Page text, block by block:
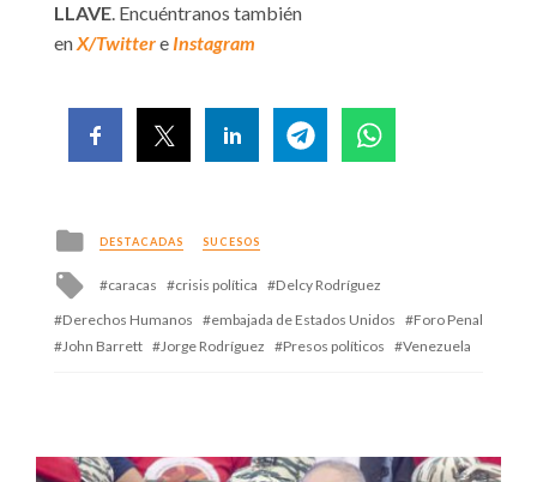
LLAVE. Encuéntranos también
enX/Twittere Instagram
Posted
in
DESTACADAS SUCESOS
Tagged
caracas crisis política
Delcy Rodríguez
Derechos Humanos
embajada de Estados Unidos
Foro Penal
John Barrett
Jorge Rodríguez Presos políticos Venezuela